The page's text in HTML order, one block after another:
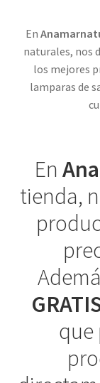
En
naturales, nos
los mejores
lamparas de
En
tienda,
que